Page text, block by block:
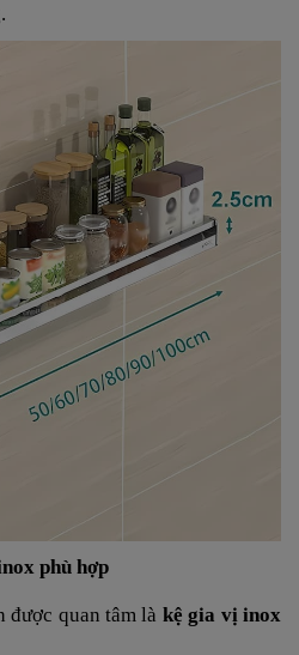
phù hợp
quan tâm là kệ gia vị inox